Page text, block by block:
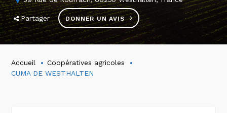
Partager DONNER UN AVIS
Accueil
Coopératives agricoles
CUMA DE WESTHALTEN